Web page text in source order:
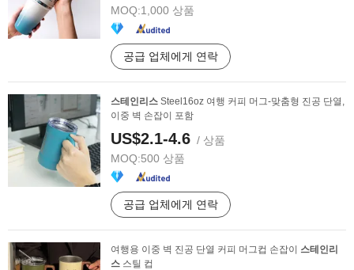
MOQ:1,000 상품
공급 업체에게 연락
스테인리스 Steel16oz 여행 커피 머그-맞춤형 진공 단열,
이중 벽 손잡이 포함
US$2.1-4.6 / 상품
MOQ:500 상품
공급 업체에게 연락
여행용 이중 벽 진공 단열 커피 머그컵 손잡이 스테인리
스 스틸 컵